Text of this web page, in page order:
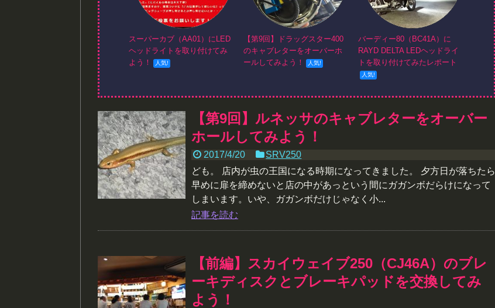
スーパーカブ（AA01）にLED
ヘッドライトを取り付けてみ
よう！
【第9回】ドラッグスター400
のキャブレターをオーバーホ
ールしてみよう！
バーディー80（BC41A）に
RAYD DELTA LEDヘッドライ
トを取り付けてみたレポート
【第9回】ルネッサのキャブレターをオーバー
ホールしてみよう！
2017/4/20
SRV250
ども。 店内が虫の王国になる時期になってきました。 夕方日が落ちたら
早めに扉を締めないと店の中があっという間にガガンボだらけになって
しまいます。いや、ガガンボだけじゃなく小...
記事を読む
【前編】スカイウェイブ250（CJ46A）のブレ
ーキディスクとブレーキパッドを交換してみ
よう！